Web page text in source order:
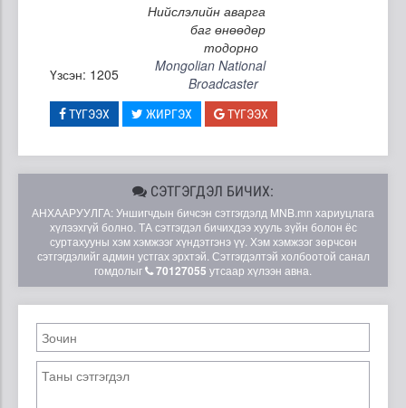
Нийслэлийн аварга
баг өнөөдөр
тодорно
Үзсэн: 1205
Mongolian National
Broadcaster
ТҮГЭЭХ ЖИРГЭХ ТҮГЭЭХ
СЭТГЭГДЭЛ БИЧИХ:
АНХААРУУЛГА: Уншигчдын бичсэн сэтгэгдэлд MNB.mn хариуцлага
хүлээхгүй болно. ТА сэтгэгдэл бичихдээ хууль зүйн болон ёс
суртахууны хэм хэмжээг хүндэтгэнэ үү. Хэм хэмжээг зөрчсөн
сэтгэгдэлийг админ устгах эрхтэй. Сэтгэгдэлтэй холбоотой санал
гомдолыг
70127055 утсаар хүлээн авна.